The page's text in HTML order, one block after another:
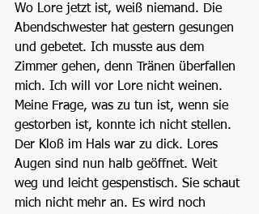
Wo Lore jetzt ist, weiß niemand. Die
Abendschwester hat gestern gesungen
und gebetet. Ich musste aus dem
Zimmer gehen, denn Tränen überfallen
mich. Ich will vor Lore nicht weinen.
Meine Frage, was zu tun ist, wenn sie
gestorben ist, konnte ich nicht stellen.
Der Kloß im Hals war zu dick. Lores
Augen sind nun halb geöffnet. Weit
weg und leicht gespenstisch. Sie schaut
mich nicht mehr an. Es wird noch